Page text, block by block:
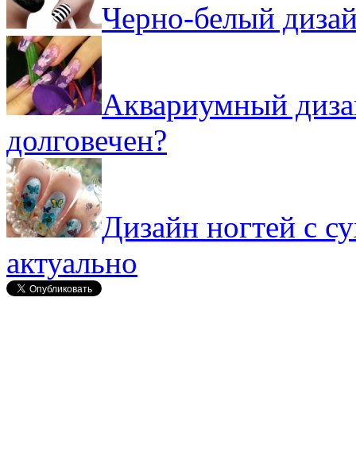
Черно-белый
Аквариумный
долговечен?
Дизайн ногтей с
актуально